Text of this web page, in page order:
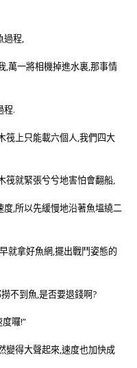
過程,
,萬一將相機掉進水裏,那事情
程.
筏上只能載六個人,我們四大
筏就緊張兮兮地害怕會翻船,
,所以先緩慢地沿著魚塭繞二
就拿好魚網,擺出戰鬥姿態的
不到魚,是否要退錢啊?
囉!”
變得大聲起來,速度也加快成